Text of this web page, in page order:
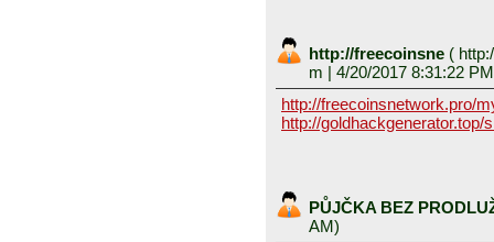
http://freecoinsne (
m | 4/20/2017 8:31:22
http://freecoinsnetwork.pro/
http://
PŮJČKA BEZ
AM)